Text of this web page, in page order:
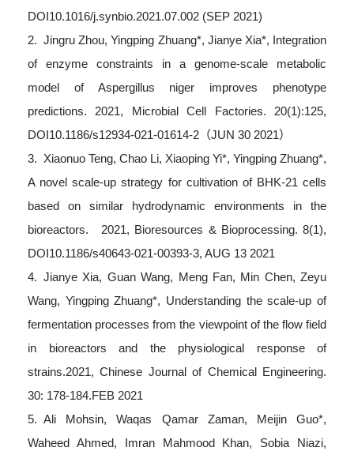
DOI10.1016/j.synbio.2021.07.002 (SEP 2021)
2. Jingru Zhou, Yingping Zhuang*, Jianye Xia*, Integration
of enzyme constraints in a genome-scale metabolic
model of Aspergillus niger improves phenotype
predictions. 2021, Microbial Cell Factories. 20(1):125,
DOI10.1186/s12934-021-01614-2（JUN 30 2021）
3. Xiaonuo Teng, Chao Li, Xiaoping Yi*, Yingping Zhuang*,
A novel scale-up strategy for cultivation of BHK-21 cells
based on similar hydrodynamic environments in the
bioreactors. 2021, Bioresources & Bioprocessing. 8(1),
DOI10.1186/s40643-021-00393-3, AUG 13 2021
4. Jianye Xia, Guan Wang, Meng Fan, Min Chen, Zeyu
Wang, Yingping Zhuang*, Understanding the scale-up of
fermentation processes from the viewpoint of the flow field
in bioreactors and the physiological response of
strains.2021, Chinese Journal of Chemical Engineering.
30: 178-184.FEB 2021
5. Ali Mohsin, Waqas Qamar Zaman, Meijin Guo*,
Waheed Ahmed, Imran Mahmood Khan, Sobia Niazi,